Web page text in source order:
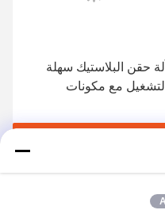
آلة حقن البلاستيك سهلة
التشغيل مع مكونات
Vickers وقاعدة قوالب